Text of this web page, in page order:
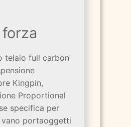
telaio full carbon
Kingpin,
Proportional
specifica per
portaoggetti